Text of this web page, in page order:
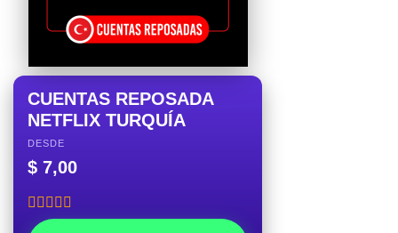
CUENTAS REPOSADA
NETFLIX TURQUÍA
DESDE
$ 7,00
Rated